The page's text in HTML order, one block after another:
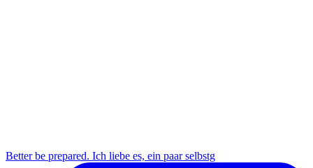
Better be prepared. Ich liebe es, ein paar selbstg